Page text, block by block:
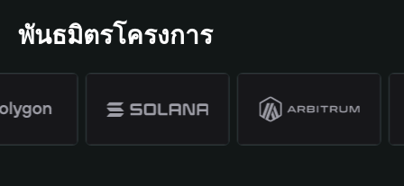
พันธมิตรโครงการ